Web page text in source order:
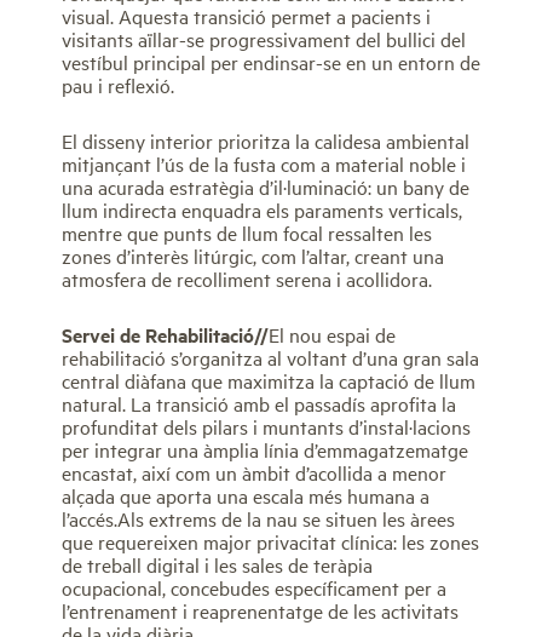
visual. Aquesta transició permet a pacients i
visitants aïllar-se progressivament del bullici del
vestíbul principal per endinsar-se en un entorn de
pau i reflexió.
El disseny interior prioritza la calidesa ambiental
mitjançant l’ús de la fusta com a material noble i
una acurada estratègia d’il·luminació: un bany de
llum indirecta enquadra els paraments verticals,
mentre que punts de llum focal ressalten les
zones d’interès litúrgic, com l’altar, creant una
atmosfera de recolliment serena i acollidora.
Servei de Rehabilitació//El nou espai de
rehabilitació s’organitza al voltant d’una gran sala
central diàfana que maximitza la captació de llum
natural. La transició amb el passadís aprofita la
profunditat dels pilars i muntants d’instal·lacions
per integrar una àmplia línia d’emmagatzematge
encastat, així com un àmbit d’acollida a menor
alçada que aporta una escala més humana a
l’accés.Als extrems de la nau se situen les àrees
que requereixen major privacitat clínica: les zones
de treball digital i les sales de teràpia
ocupacional, concebudes específicament per a
l’entrenament i reaprenentatge de les activitats